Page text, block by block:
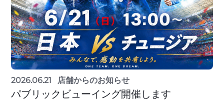
2026.06.21 店舗からのお知らせ
パブリックビューイング開催します